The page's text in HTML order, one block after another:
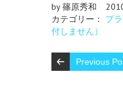
by 篠原秀和
カテゴリー： プ
付しません）
Previous